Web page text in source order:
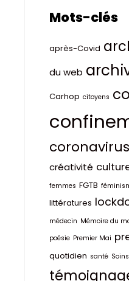
Mots-clés
après-Covid
du web
Carhop citoyens
coronavirus
créativité
femmes FGTB
littératures
médecin Mémoire du
poésie Premier Mai
quotidien santé Soins